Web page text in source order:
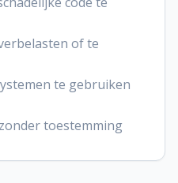
of te
te gebruiken
toestemming